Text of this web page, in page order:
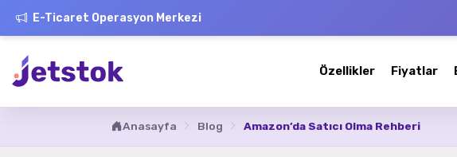
E-Ticaret Operasyon Merkezi
Özellikler Fiyatlar
Anasayfa Blog Amazon’da Satıcı Olma Rehberi